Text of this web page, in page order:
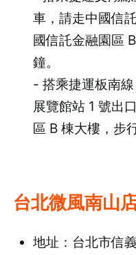
車，請走中國信
國信託金融園區
鐘。
- 搭乘捷運板南
展覽館站 1 號出
區 B 棟大樓，步
台北微風南山
地址：台北市信